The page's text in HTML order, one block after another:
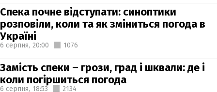
Спека почне відступати: синоптики
розповіли, коли та як зміниться погода в
Україні
6 серпня, 20:00 1076
Замість спеки – грози, град і шквали: де і
коли погіршиться погода
6 серпня, 18:53 2134